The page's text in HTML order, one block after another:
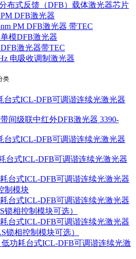
布式反馈（DFB）载体激光器芯片
PM DFB激光器
PM DFB激光器 带TEC
单模DFB激光器
DFB激光器带TEC
电吸收调制激光器
类
台式ICL-DFB可调谐连续光激光器
间级联中红外DFB激光器 3390-
台式ICL-DFB可调谐连续光激光器
台式ICL-DFB可调谐连续光激光器
台式ICL-DFB可调谐连续光激光器
制模块
台式ICL-DFB可调谐连续光激光器
锁相控制模块可选）
台式ICL-DFB可调谐连续光激光器
锁相控制模块可选）
低功耗台式ICL-DFB可调谐连续光激